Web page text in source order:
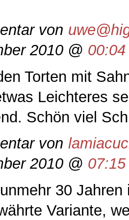
von
2010 @ 00:04
Torten mit
Leichteres
Schön viel
von
2010 @ 07:15
30
Variante,